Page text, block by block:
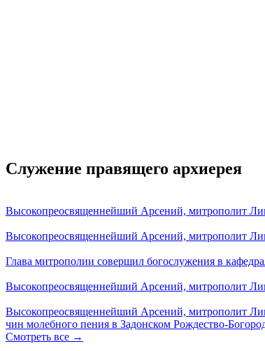
Служение правящего архиерея
Высокопреосвященнейший Арсений, митрополит
Высокопреосвященнейший Арсений, митрополит
Глава митрополии совершил богослужения в
Высокопреосвященнейший Арсений, митрополит
Высокопреосвященнейший Арсений, митрополит
чин молебного пения в Задонском Рождество-
Смотреть все →